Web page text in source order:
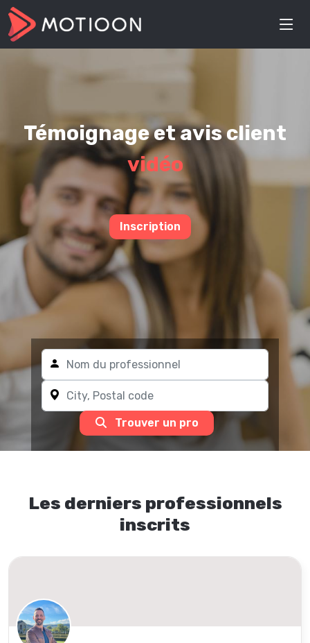
Témoignage et avis client
vidéo
Inscription
Trouver un pro
Les derniers professionnels
inscrits